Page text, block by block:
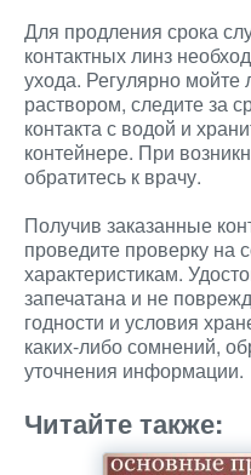
Для продления срока
контактных линз
ухода. Регулярно
раствором, следите за
контакта с водой и
контейнере. При
обратитесь к врачу.
Получив заказанные
проведите проверку на
характеристикам.
запечатана и не
годности и условия
каких-либо сомнений,
уточнения информации.
Читайте также: